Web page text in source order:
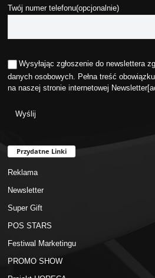
Twój numer telefonu(opcjonalnie)
Wysyłając zgłoszenie do newslettera
danych osobowych. Pełna treść
na naszej stronie internetowej Newsletter
Przydatne Linki
Reklama
Newsletter
Super Gift
POS STARS
Festiwal Marketingu
PROMO SHOW